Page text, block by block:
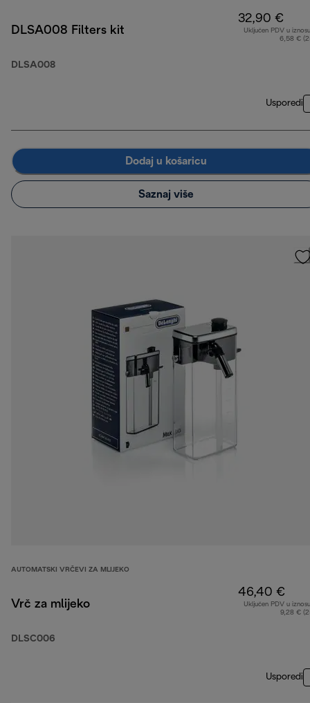
DLSA008 Filters kit
DLSA008
32,90 €
Uključen PDV u
6,58 €
Usporedi
Dodaj u košaricu
Saznaj više
AUTOMATSKI VRČEVI ZA MLIJEKO
Vrč za mlijeko
DLSC006
46,40 €
Uključen PDV u
9,28 €
Usporedi